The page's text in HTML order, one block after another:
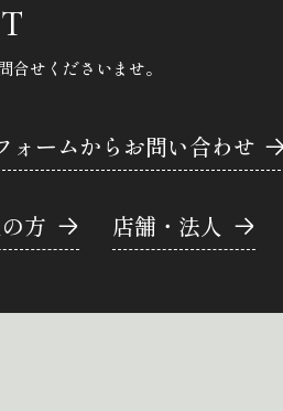
合せくださいませ。
ォームからお問い合わせ
方 店舗・法人